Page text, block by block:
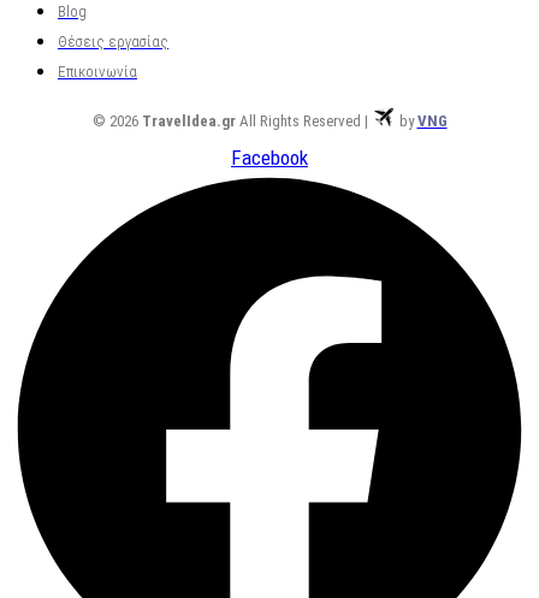
Blog
Θέσεις εργασίας
Επικοινωνία
© 2026 TravelIdea.grAll Rights Reserved | byVNG
Facebook